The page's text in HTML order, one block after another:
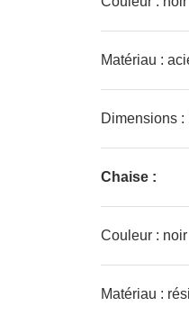
Matériau :
Dimensions :
Chaise :
Couleur : noir
Matériau :